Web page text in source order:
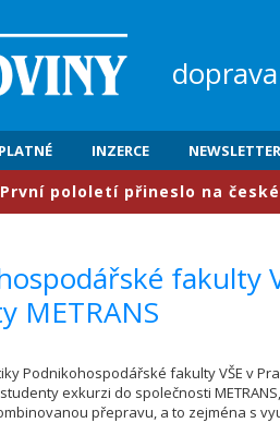
doprava
INZERCE NEWSLETTER
přineslo na českém
fakulty
METRANS
Podnikohospodářské fakulty VŠE v
exkurzi do společnosti
přepravu, a to zejména s